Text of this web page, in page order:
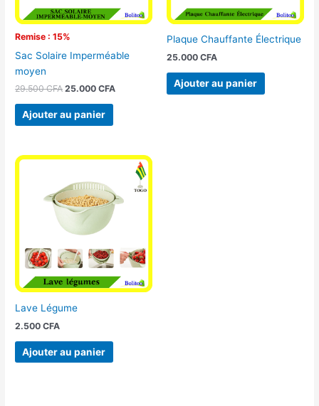
Remise : 15%
Sac Solaire Imperméable
moyen
29.500CFA 25.000CFA
Ajouter au panier
Plaque Chauffante Électrique
25.000 CFA
Ajouter au panier
Lave Légume
2.500CFA
Ajouter au panier